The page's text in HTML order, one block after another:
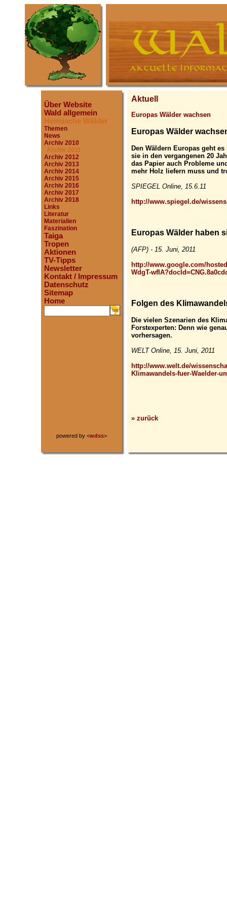
Über Website
Wald allgemein
Heimische Wälder
Themen
News
Archiv 2010
Archiv 2011
Archiv 2012
Archiv 2013
Archiv 2014
Archiv 2015
Archiv 2016
Archiv 2017
Archiv 2018
Links
Literatur
Materialien
Faszination
Taiga
Tropen
Aktionen
TV-Tipps
Newsletter
Kontakt / Impressum
Datenschutz
Sitemap
Home
.
powered by <wdss>
Aktuell
Europas Wälder wachsen
Europas Wälder
Den Wäldern Europas geht
sie in den vergangenen 20
das Papier auch Probleme
mehr Holz liefern muss und
SPIEGEL Online, 15.6.11
http://www.spiegel.de/
Europas Wälder haben
(AFP) - 15. Juni, 2011
http://www.google.com/
WdgT-
Folgen des
Die vielen Szenarien des
Forstexperten: Denn wie
vorhersagen.
WELT Online, 15. Juni, 2011
http://www.welt.de/
Klimawandels-fuer-Waelder-
» zurück